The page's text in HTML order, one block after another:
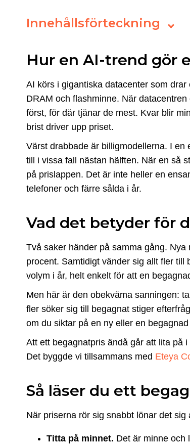
Innehållsförteckning
Hur en AI-trend gör
AI körs i gigantiska datacenter som
DRAM och flashminne. När
först, för där tjänar de mest. Kvar blir
brist driver upp priset.
Värst drabbade är billigmodellerna. I
till i vissa fall nästan hälften. När en så
på prislappen. Det är inte heller en
telefoner och färre sålda i år.
Vad det betyder för
Två saker händer på samma gång.
procent. Samtidigt vänder sig allt fler
volym i år, helt enkelt för att en
Men här är den obekväma sanningen:
fler söker sig till begagnat stiger
om du siktar på en ny eller en
Att ett begagnatpris ändå går att lita på
Det byggde vi tillsammans med Eteya
Så läser du ett
När priserna rör sig snabbt lönar det
Titta på minnet. Det är minne och